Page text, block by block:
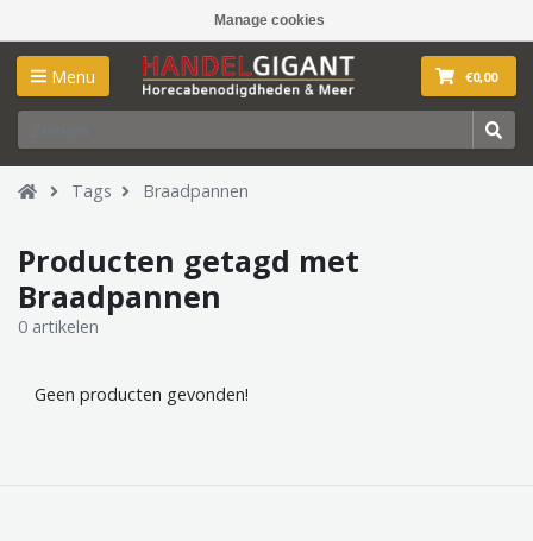
Manage cookies
Menu €0,00
Tags Braadpannen
Producten getagd met
Braadpannen
0 artikelen
Geen producten gevonden!